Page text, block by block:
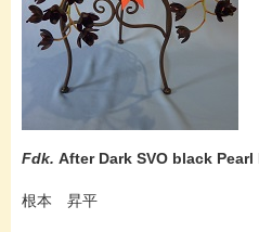
Fdk. After Dark SVO black Pearl
根本 昇平